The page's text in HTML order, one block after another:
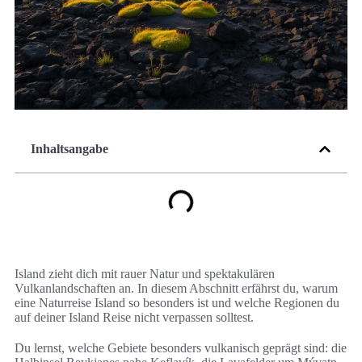
Inhaltsangabe
Island zieht dich mit rauer Natur und spektakulären
Vulkanlandschaften an. In diesem Abschnitt erfährst du, warum
eine Naturreise Island so besonders ist und welche Regionen du
auf deiner Island Reise nicht verpassen solltest.
Du lernst, welche Gebiete besonders vulkanisch geprägt sind: die